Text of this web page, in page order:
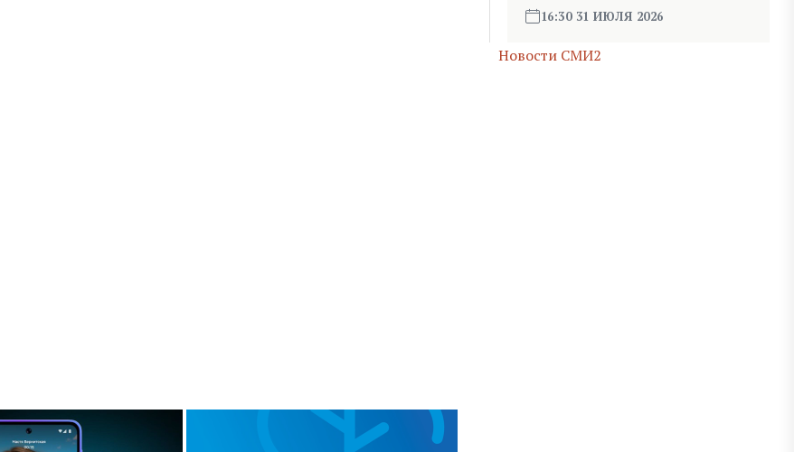
16:30 31 ИЮЛЯ 2026
Новости СМИ2